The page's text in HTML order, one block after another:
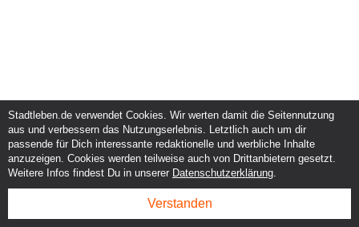
Stadtleben.de verwendet Cookies. Wir werten damit die Seitennutzung
aus und verbessern das Nutzungserlebnis. Letztlich auch um dir
passende für Dich interessante redaktionelle und werbliche Inhalte
anzuzeigen. Cookies werden teilweise auch von Drittanbietern gesetzt.
Weitere Infos findest Du in unserer Datenschutzerklärung.
Verstanden